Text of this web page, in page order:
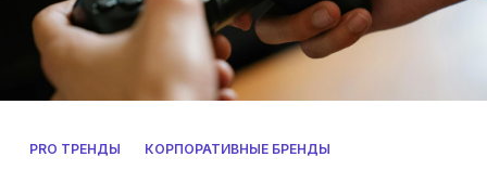
PRO ТРЕНДЫ КОРПОРАТИВНЫЕ БРЕНДЫ